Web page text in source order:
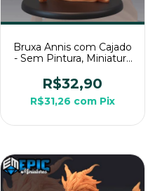
Bruxa Annis com Cajado
- Sem Pintura, Miniatura
Mesa
R$32,90
R$31,26 com Pix